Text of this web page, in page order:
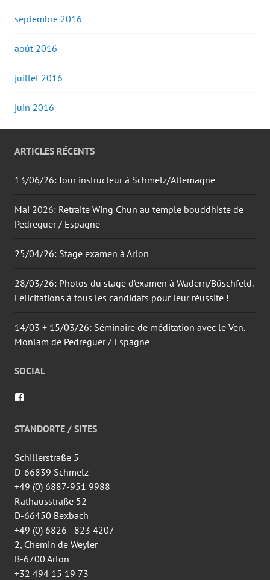
septembre 2016
août 2016
juillet 2016
juin 2016
ARTICLES RÉCENTS
13/06/26: Jour instructeur à Schmelz/Allemagne
Mai 2026: Retraite Wing Chun au temple bouddhiste de
Pedreguer / Espagne
25/04/26: Stage examen à Arlon
28/03/26: Photos du stage d’examen à Wadern/Büschfeld.
Félicitations à tous les candidats pour leur réussite !
14/03 + 15/03/26: Séminaire de méditation avec le Ven.
Monlam de Pedreguer / Espagne
SOCIAL
de
wingtsun.arlon
Facebook
STANDORTE / SITES
Schillerstraße 5
D-66839 Schmelz
+49 (0) 6887-951 9988
Rathausstraße 52
D-66450 Bexbach
+49 (0) 6826 - 823 4207
2, Chemin de Weyler
B-6700 Arlon
+32 494 15 19 73